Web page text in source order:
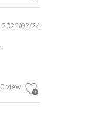
2026/02/24
0 view